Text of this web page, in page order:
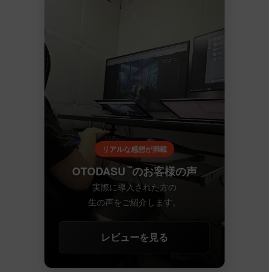
リアルな感想が満載
OTODASU ™のお客様の声
実際に導入された方の
生の声をご紹介します。
レビューを見る